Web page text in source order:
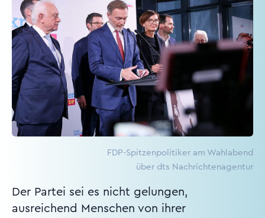
FDP-Spitzenpolitiker am Wahlabend
über dts Nachrichtenagentur
Der Partei sei es nicht gelungen,
ausreichend Menschen von ihrer